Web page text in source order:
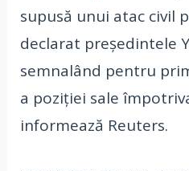
supusă unui atac civil
declarat președintele
semnalând pentru
a poziției sale
informează Reuters.